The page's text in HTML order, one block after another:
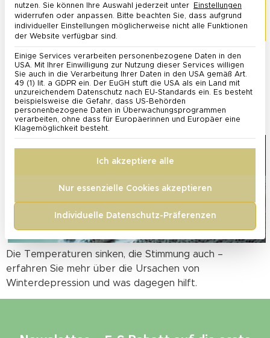
Bei L-Tryptophan handelt es sich um eine von
insgesamt 8 essenziellen – also lebensnotwendigen –
Aminosäuren, die vom menschlichen Körper nicht selbst
gebildet werden können.
Winterdepression – 5 Tipps bei Winterblues
Die Temperaturen sinken, die Stimmung auch –
erfahren Sie mehr über die Ursachen von
Winterdepression und was dagegen hilft.
nutzen. Sie können Ihre Auswahl jederzeit unter
Einstellungen
widerrufen oder anpassen. Bitte beachten Sie, dass aufgrund
individueller Einstellungen möglicherweise nicht alle Funktionen
der Website verfügbar sind.
Einige Services verarbeiten personenbezogene Daten in den
USA. Mit Ihrer Einwilligung zur Nutzung dieser Services willigen
Sie auch in die Verarbeitung Ihrer Daten in den USA gemäß Art.
49 (1) lit. a GDPR ein. Der EuGH stuft die USA als ein Land mit
unzureichendem Datenschutz nach EU-Standards ein. Es besteht
beispielsweise die Gefahr, dass US-Behörden
personenbezogene Daten in Überwachungsprogrammen
verarbeiten, ohne dass für Europäerinnen und Europäer eine
Klagemöglichkeit besteht.
Ich akzeptiere alle
Nur essenzielle Cookies akzeptieren
Individuelle Datenschutz-Präferenzen